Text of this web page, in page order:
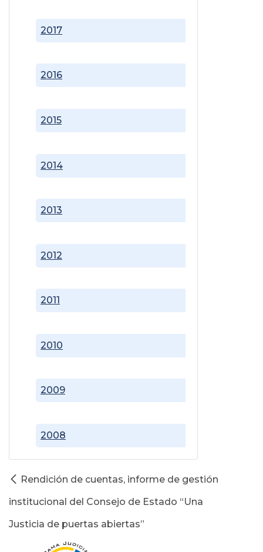
2008
2009
2010
2011
2012
2013
2014
2015
2016
2017
Rendición de cuentas, informe de gestión
institucional del Consejo de Estado “Una
Justicia de puertas abiertas”